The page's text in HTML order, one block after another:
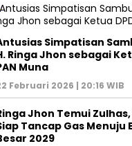
Simpatisan
Ringa Jhon sebagai
Muna
Februari 2026 | 20:16 WIB
Jhon Temui Zulhas,
Tancap Gas Menuju
2029